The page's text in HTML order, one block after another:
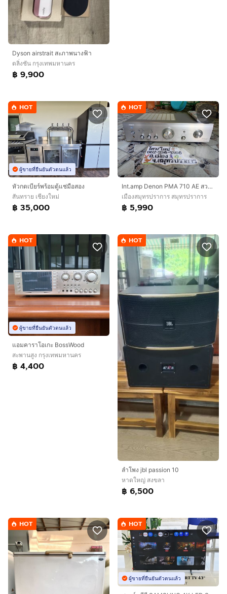
Dyson airstrait สะภาพนางฟ้า
ตลิ่งชัน กรุงเทพมหานคร
฿ 9,900
HOT
ผู้ขายที่ยืนยันตัวตนแล้ว
หัวกดเบียร์พร้อมตู้แช่มือสอง
สันทราย เชียงใหม่
฿ 35,000
HOT
Int.amp Denon PMA 710 AE สวยมาก
เมืองสมุทรปราการ สมุทรปราการ
฿ 5,990
HOT
ผู้ขายที่ยืนยันตัวตนแล้ว
แอมคาราโอเกะ BossWood
สะพานสูง กรุงเทพมหานคร
฿ 4,400
HOT
ลำโพง jbl passion 10
หาดใหญ่ สงขลา
฿ 6,500
HOT HOT
ผู้ขายที่ยืนยันตัวตนแล้ว